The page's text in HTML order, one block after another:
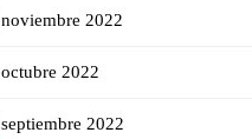
noviembre 2022
octubre 2022
septiembre 2022